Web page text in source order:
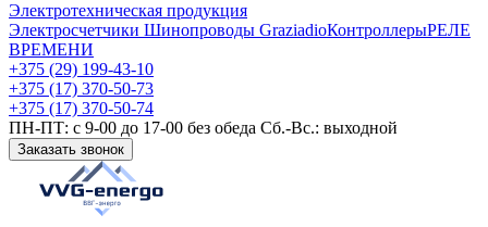
Электротехническая продукция
Электросчетчики Шинопроводы GraziadioКонтроллерыРЕЛЕ
ВРЕМЕНИ
+375 (29) 199-43-10
+375 (17) 370-50-73
+375 (17) 370-50-74
ПН-ПТ: с 9-00 до 17-00 без обеда Сб.-Вс.: выходной
Заказать звонок